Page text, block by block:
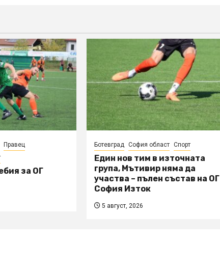
Правец
за ОГ
Ботевград София област Спорт
Един нов тим в източната
група, Мътивир няма да
участва – пълен състав на ОГ
София Изток
5 август, 2026